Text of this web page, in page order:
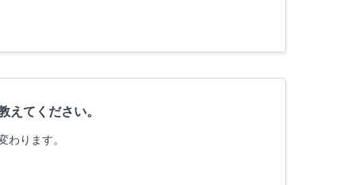
えてください。
わります。